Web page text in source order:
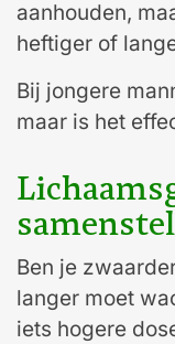
aanhouden,
heftiger of
Bij jongere
maar is het
Ben je
langer moet
iets hogere